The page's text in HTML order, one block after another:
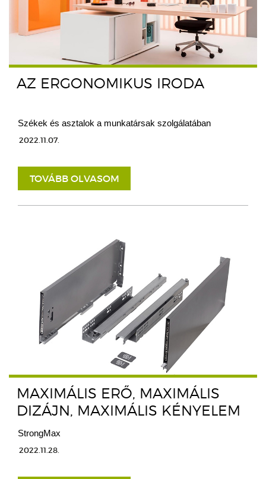
AZ ERGONOMIKUS IRODA
Székek és asztalok a munkatársak szolgálatában
2022.11.07.
TOVÁBB OLVASOM
MAXIMÁLIS ERŐ, MAXIMÁLIS
DIZÁJN, MAXIMÁLIS KÉNYELEM
StrongMax
2022.11.28.